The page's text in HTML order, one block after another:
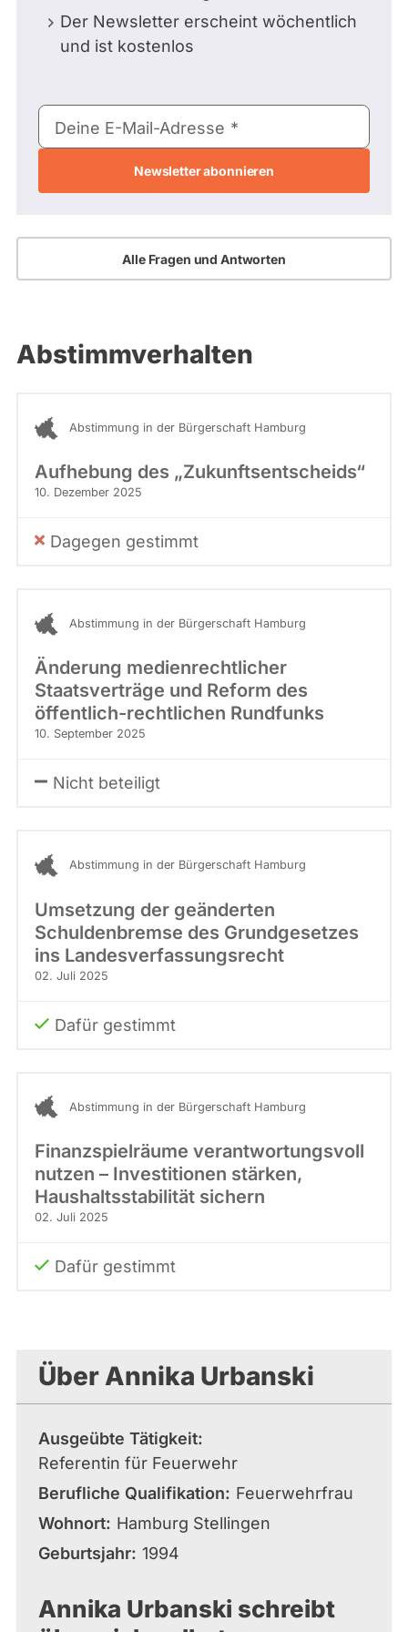
Der Newsletter erscheint wöchentlich
und ist kostenlos
E-
Mail-
Deine E-Mail-Adresse
Alle Fragen und Antworten
Abstimmverhalten
Abstimmung in der Bürgerschaft Hamburg
Aufhebung des „Zukunftsentscheids“
10. Dezember 2025
Dagegen gestimmt
Abstimmung in der Bürgerschaft Hamburg
Änderung medienrechtlicher
Staatsverträge und Reform des
öffentlich-rechtlichen Rundfunks
10. September 2025
Nicht beteiligt
Abstimmung in der Bürgerschaft Hamburg
Umsetzung der geänderten
Schuldenbremse des Grundgesetzes
ins Landesverfassungsrecht
02. Juli 2025
Dafür gestimmt
Abstimmung in der Bürgerschaft Hamburg
Finanzspielräume verantwortungsvoll
nutzen – Investitionen stärken,
Haushaltsstabilität sichern
02. Juli 2025
Dafür gestimmt
Über Annika Urbanski
Ausgeübte Tätigkeit
Referentin für Feuerwehr
Berufliche Qualifikation
Feuerwehrfrau
Wohnort
Hamburg Stellingen
Geburtsjahr 1994
Annika Urbanski schreibt